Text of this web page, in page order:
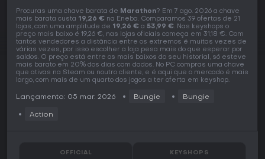
Procuras uma chave barata de Marathon? Em 7 ago. 2026 a chave
mais barata custa 19,26 € na Eneba. Comparamos 39 ofertas de 21
lojas, com uma amplitude de 19,26 € a 53,99 €. Nas keyshops o
preço mais baixo é 19,26 €, nas lojas oficiais começa em 31,18 €. Com
tantos vendedores a distância entre os extremos é muitas vezes de
várias vezes, por isso escolher a loja pesa mais do que esperar por
saldos. O preço está entre os mais baixos do seu historial, só esteve
mais barato em 20% dos dias com dados. No PC compras uma chave
que ativas na Steam ou noutro cliente, e é aqui que o mercado é mais
largo, com mais de um quarto dos jogos a ter oferta em keyshop.
Lançamento: 05 mar. 2026 Bungie Bungie
Action
OFFICIAL KEYSHOPS